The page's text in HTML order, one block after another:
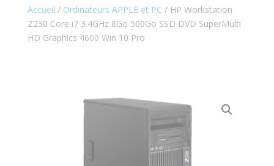
Accueil / Ordinateurs APPLE et PC / HP Workstation
Z230 Core i7 3.4GHz 8Go 500Go SSD DVD SuperMulti
HD Graphics 4600 Win 10 Pro